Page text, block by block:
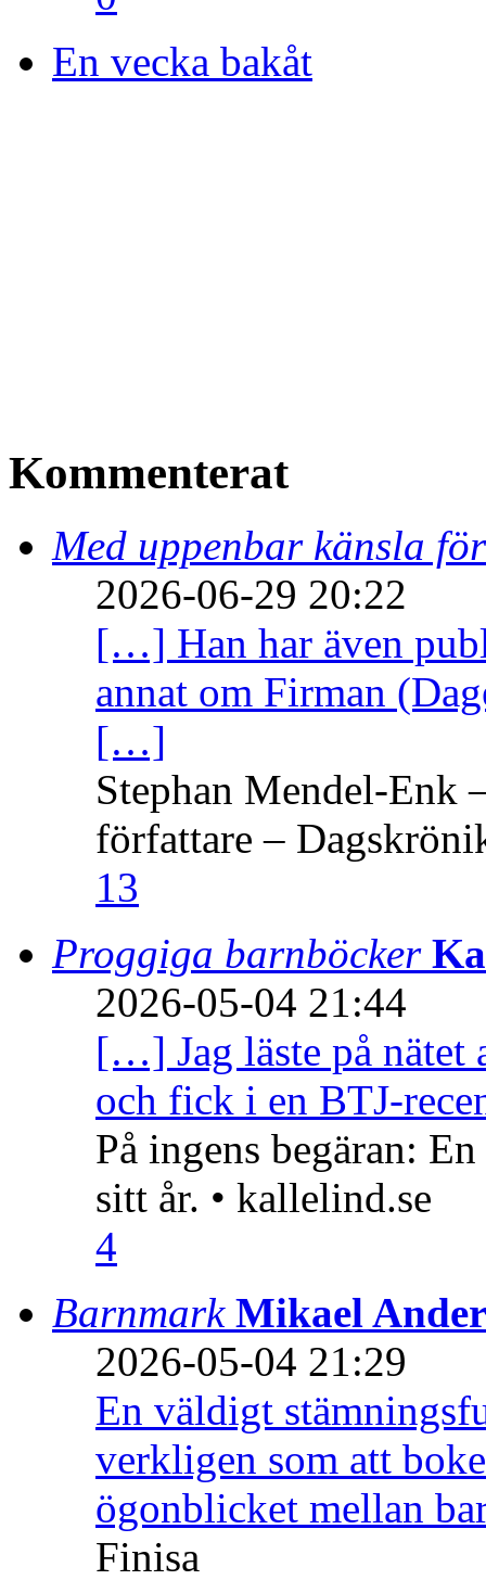
En vecka bakåt
Kommenterat
Med uppenbar känsla
2026-06-29 20:22
[…] Han har även
annat om Firman
[…]
Stephan Mendel-Enk
författare –
13
Proggiga barnböcker
2026-05-04 21:44
[…] Jag läste på nätet
och fick i en BTJ-
På ingens begäran:
sitt år. • kallelind.se
4
Barnmark Mikael
2026-05-04 21:29
En väldigt
verkligen som att
ögonblicket mellan
Finisa